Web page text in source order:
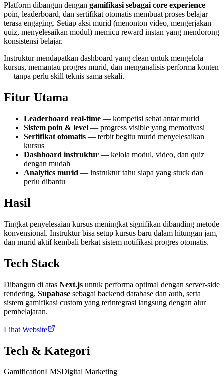
Platform dibangun dengan gamifikasi sebagai core experience —
poin, leaderboard, dan sertifikat otomatis membuat proses belajar
terasa engaging. Setiap aksi murid (menonton video, mengerjakan
quiz, menyelesaikan modul) memicu reward instan yang mendorong
konsistensi belajar.
Instruktur mendapatkan dashboard yang clean untuk mengelola
kursus, memantau progres murid, dan menganalisis performa konten
— tanpa perlu skill teknis sama sekali.
Fitur Utama
Leaderboard real-time — kompetisi sehat antar murid
Sistem poin & level — progress visible yang memotivasi
Sertifikat otomatis — terbit begitu murid menyelesaikan
kursus
Dashboard instruktur — kelola modul, video, dan quiz
dengan mudah
Analytics murid — instruktur tahu siapa yang stuck dan
perlu dibantu
Hasil
Tingkat penyelesaian kursus meningkat signifikan dibanding metode
konvensional. Instruktur bisa setup kursus baru dalam hitungan jam,
dan murid aktif kembali berkat sistem notifikasi progres otomatis.
Tech Stack
Dibangun di atas Next.js untuk performa optimal dengan server-side
rendering, Supabase sebagai backend database dan auth, serta
sistem gamifikasi custom yang terintegrasi langsung dengan alur
pembelajaran.
Lihat Website
Tech & Kategori
GamificationLMSDigital Marketing